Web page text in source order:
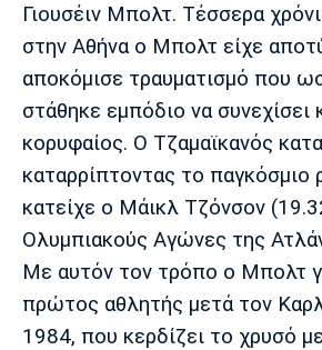
Ίντερ Μίλαν
Μπορούσια
Ντόρτμουντ
Παρί Σεν
Ζερμέν
Μονακό
Ερυθρός
Αστέρας
Γιουσέιν Μπολτ. Τέσσερα
στην Αθήνα ο Μπολτ είχε
αποκόμισε τραυματισμό που
στάθηκε εμπόδιο να συνεχίσει
κορυφαίος. Ο Τζαμαϊκανός
καταρρίπτοντας το παγκόσμιο
κατείχε ο Μάικλ Τζόνσον
Ολυμπιακούς Αγώνες της
Με αυτόν τον τρόπο ο Μπολτ
πρώτος αθλητής μετά τον
1984, που κερδίζει το χρυσό